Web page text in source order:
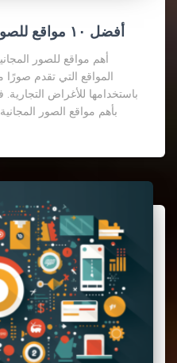
أفضل ١٠ مواقع للصور المجانية برخصة تجارية
أهم مواقع للصور
المواقع التي تقدم
باستخدامها للأغراض
بأهم مواقع الصور